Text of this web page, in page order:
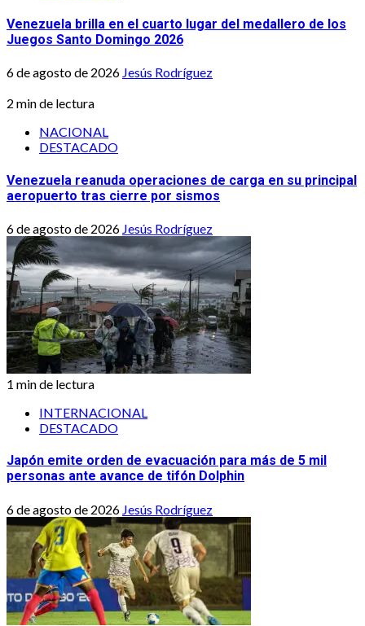
Venezuela brilla en el cuarto lugar del medallero de los
Juegos Santo Domingo 2026
6 de agosto de 2026 Jesús Rodríguez
2 min de lectura
NACIONAL
DESTACADO
Venezuela reanuda operaciones de carga en su principal
aeropuerto tras cierre por sismos
6 de agosto de 2026 Jesús Rodríguez
1 min de lectura
INTERNACIONAL
DESTACADO
Japón emite orden de evacuación para más de 5 mil
personas ante avance de tifón Dolphin
6 de agosto de 2026 Jesús Rodríguez